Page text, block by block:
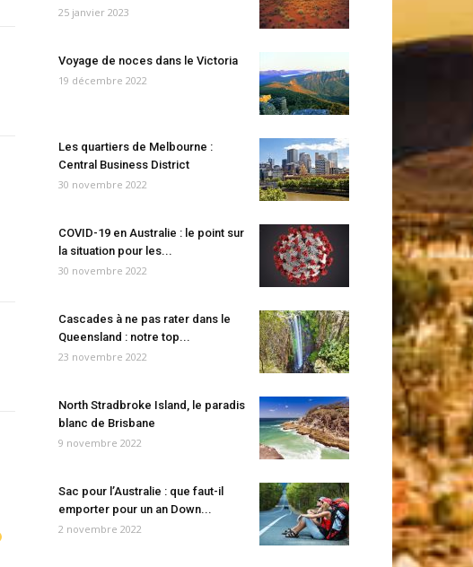
25 janvier 2023
Voyage de noces dans le Victoria
19 décembre 2022
Les quartiers de Melbourne :
Central Business District
30 novembre 2022
COVID-19 en Australie : le point sur
la situation pour les...
30 novembre 2022
Cascades à ne pas rater dans le
Queensland : notre top...
23 novembre 2022
North Stradbroke Island, le paradis
blanc de Brisbane
9 novembre 2022
Sac pour l’Australie : que faut-il
emporter pour un an Down...
2 novembre 2022